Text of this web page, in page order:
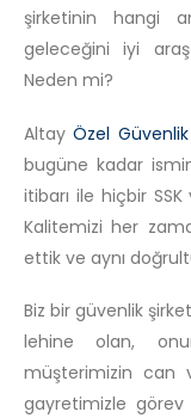
şirketinin hangi
geleceğini iyi
Neden mi?
AltayÖzel
bugüne kadar
itibarı ile hiçbir
Kalitemizi her
ettik ve aynı
Biz bir güvenlik
lehine olan,
müşterimizin can
gayretimizle